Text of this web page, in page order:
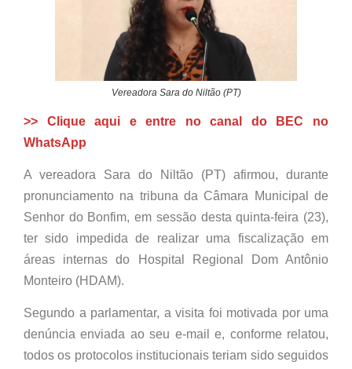
Vereadora Sara do Niltão (PT)
>> Clique aqui e entre no canal do BEC no
WhatsApp
A vereadora Sara do Niltão (PT) afirmou, durante
pronunciamento na tribuna da Câmara Municipal de
Senhor do Bonfim, em sessão desta quinta-feira (23),
ter sido impedida de realizar uma fiscalização em
áreas internas do Hospital Regional Dom Antônio
Monteiro (HDAM).
Segundo a parlamentar, a visita foi motivada por uma
denúncia enviada ao seu e-mail e, conforme relatou,
todos os protocolos institucionais teriam sido seguidos